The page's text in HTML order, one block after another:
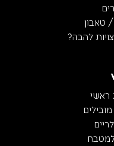
טאבון
להבה?
ראשי